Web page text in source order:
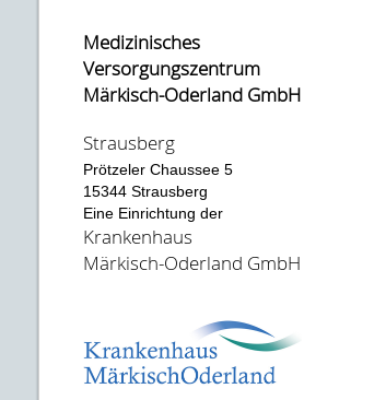
Medizinisches
Versorgungszentrum
Märkisch-Oderland GmbH
Strausberg
Prötzeler Chaussee 5
15344 Strausberg
Eine Einrichtung der
Krankenhaus
Märkisch-Oderland GmbH